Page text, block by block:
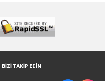
BIZI TAKIP EDIN